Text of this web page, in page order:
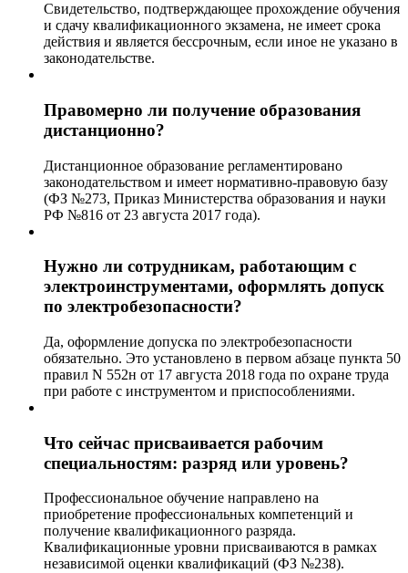
Свидетельство, подтверждающее прохождение обучения
и сдачу квалификационного экзамена, не имеет срока
действия и является бессрочным, если иное не указано в
законодательстве.
Правомерно ли получение образования
дистанционно?
Дистанционное образование регламентировано
законодательством и имеет нормативно-правовую базу
(ФЗ №273, Приказ Министерства образования и науки
РФ №816 от 23 августа 2017 года).
Нужно ли сотрудникам, работающим с
электроинструментами, оформлять допуск
по электробезопасности?
Да, оформление допуска по электробезопасности
обязательно. Это установлено в первом абзаце пункта 50
правил N 552н от 17 августа 2018 года по охране труда
при работе с инструментом и приспособлениями.
Что сейчас присваивается рабочим
специальностям: разряд или уровень?
Профессиональное обучение направлено на
приобретение профессиональных компетенций и
получение квалификационного разряда.
Квалификационные уровни присваиваются в рамках
независимой оценки квалификаций (ФЗ №238).